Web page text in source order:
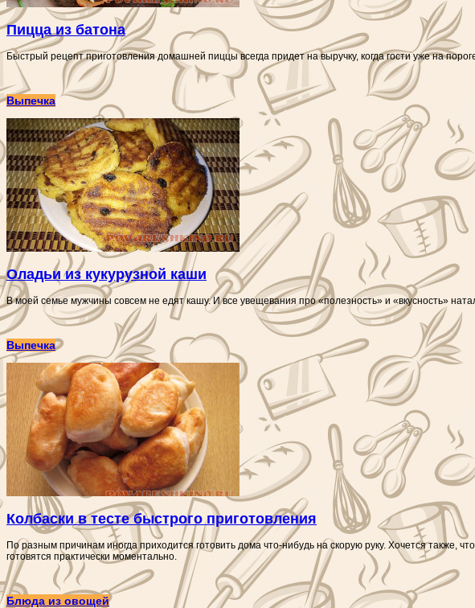
Пицца из батона
Быстрый рецепт приготовления домашней пиццы всегда придет на выручку, когда гости уже на
Выпечка
Оладьи из кукурузной каши
В моей семье мужчины совсем не едят кашу. И все увещевания про «полезность» и «вкусность»
Выпечка
Колбаски в тесте быстрого приготовления
По разным причинам иногда приходится готовить дома что-нибудь на скорую руку. Хочется также,
готовятся практически моментально.
Блюда из овощей